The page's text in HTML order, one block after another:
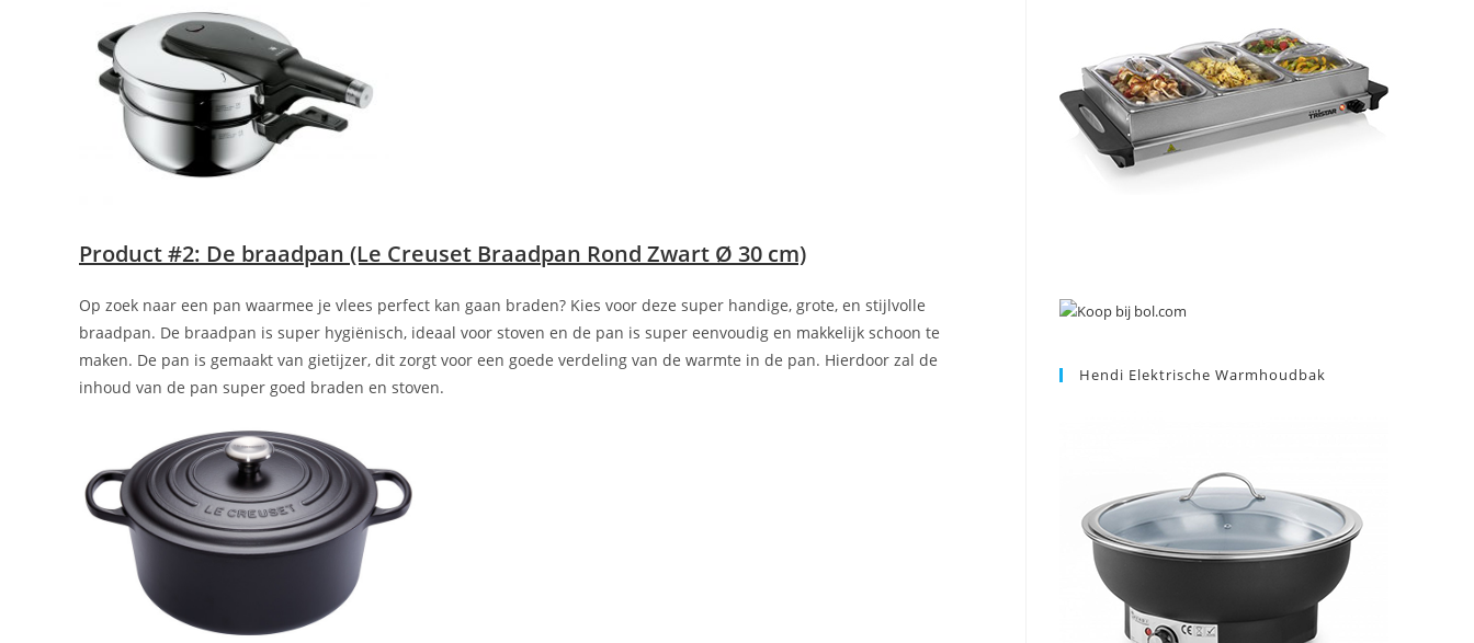
Product #2: De braadpan (Le Creuset Braadpan Rond Zwart Ø 30 cm)
Op zoek naar een pan waarmee je vlees perfect kan gaan braden? Kies voor deze super handige, grote, en stijlvolle
braadpan. De braadpan is super hygiënisch, ideaal voor stoven en de pan is super eenvoudig en makkelijk schoon te
maken. De pan is gemaakt van gietijzer, dit zorgt voor een goede verdeling van de warmte in de pan. Hierdoor zal de
inhoud van de pan super goed braden en stoven.
Hendi Elektrische Warmhoudbak